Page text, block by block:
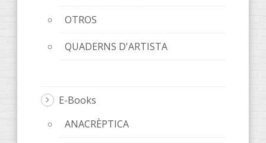
OTROS
QUADERNS D'ARTISTA
E-Books
ANACRÈPTICA